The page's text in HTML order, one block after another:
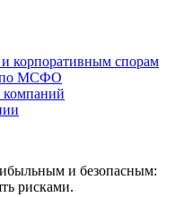
корпоративным спорам
по МСФО
компаний
и безопасным:
рисками.